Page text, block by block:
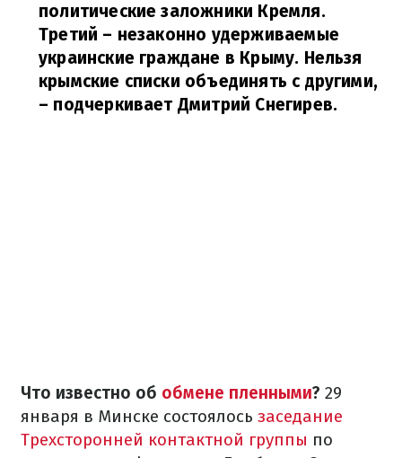
политические заложники Кремля.
Третий – незаконно удерживаемые
украинские граждане в Крыму. Нельзя
крымские списки объединять с другими,
– подчеркивает Дмитрий Снегирев.
Что известно об обмене пленными? 29
января в Минске состоялось заседание
Трехсторонней контактной группы по